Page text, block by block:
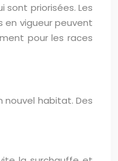
sont priorisées. Les
en vigueur peuvent
pour les races
habitat. Des